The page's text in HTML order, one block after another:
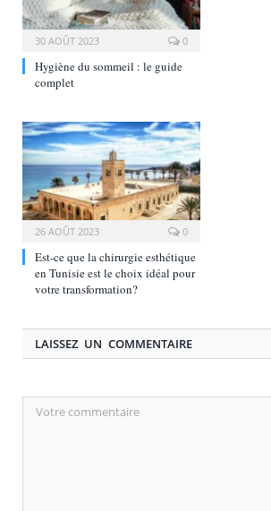
30 AOÛT 2023 0
Hygiène du sommeil : le guide
complet
26 AOÛT 2023 0
Est-ce que la chirurgie esthétique
en Tunisie est le choix idéal pour
votre transformation?
LAISSEZ UN COMMENTAIRE